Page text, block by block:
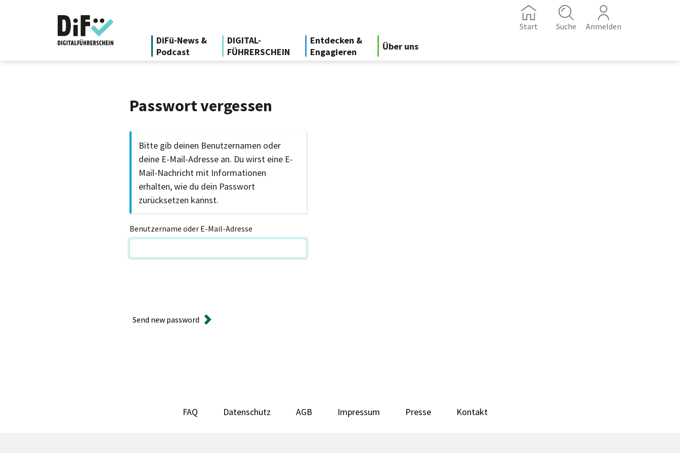
DiFü-News &
Podcast
DIGITAL-
FÜHRERSCHEIN
Entdecken &
Engagieren
Über uns
Start Suche Anmelden
Passwort vergessen
Bitte gib deinen Benutzernamen oder
deine E-Mail-Adresse an. Du wirst eine E-
Mail-Nachricht mit Informationen
erhalten, wie du dein Passwort
zurücksetzen kannst.
Benutzername oder E-Mail-Adresse
Send new password
FAQ Datenschutz AGB Impressum Presse Kontakt